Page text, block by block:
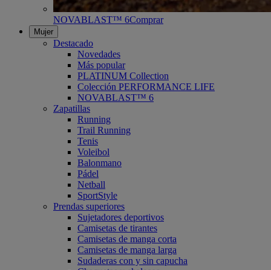
NOVABLAST™ 6Comprar
Mujer
Destacado
Novedades
Más popular
PLATINUM Collection
Colección PERFORMANCE LIFE
NOVABLAST™ 6
Zapatillas
Running
Trail Running
Tenis
Voleibol
Balonmano
Pádel
Netball
SportStyle
Prendas superiores
Sujetadores deportivos
Camisetas de tirantes
Camisetas de manga corta
Camisetas de manga larga
Sudaderas con y sin capucha